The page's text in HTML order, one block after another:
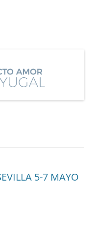
5-7 MAYO